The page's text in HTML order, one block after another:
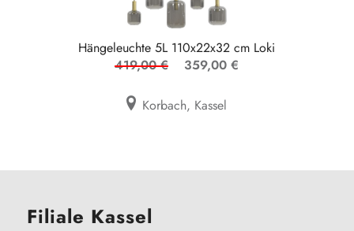
Hängeleuchte 5L 110x22x32 cm Loki
419,00 €
359,00 €
Korbach, Kassel
Filiale Kassel